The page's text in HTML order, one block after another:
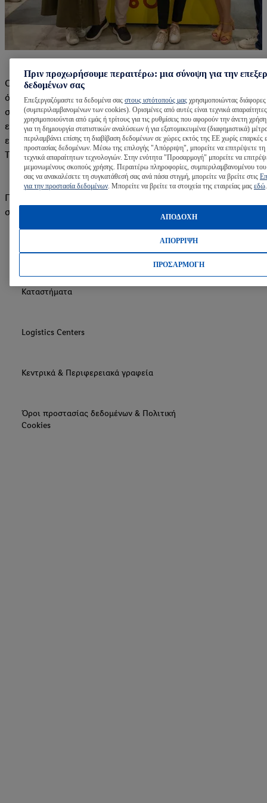
Οι recruiters μας κάνουν Live Q&A για να απαντήσουν σε
όλες σου τις ερωτήσεις!Έχεις απορίες για τη διαδικασία της
συνέντευξης; Θέλεις να μάθεις τα μυστικά για να
εντυπωσιάσεις; Έλα στo 1o Live με θέμα «Πώς να κάνεις μια
επιτυχημένη συνέντευξη». 🔝💼📅 11/03 16:00 – Microsoft
Teams, συμπληρώνοντας την παρακάτω φόρμα.
Πάτα εδώ για να συμπληρώσεις την φόρμα και να
συμμετέχεις στο Microsoft Teams Live!
Γνώρισέ μας
Καταστήματα
Logistics Centers
Κεντρικά & Περιφερειακά γραφεία
Όροι προστασίας δεδομένων & Πολιτική
Cookies
Πριν προχωρήσουμε περαιτέρω: μια σύνοψη για την
δεδομένων σας
Επεξεργαζόμαστε τα δεδομένα σας στους ιστότοπούς μας χρησιμοποιώντας διάφορες
(συμπεριλαμβανομένων των cookies). Ορισμένες από αυτές είναι τεχνικά
χρησιμοποιούνται από εμάς ή τρίτους για τις ρυθμίσεις που αφορούν την άνετη
για τη δημιουργία στατιστικών αναλύσεων ή για εξατομικευμένα (διαφημιστικά)
περιλαμβάνει επίσης τη διαβίβαση δεδομένων σε χώρες εκτός της ΕΕ χωρίς επαρκές
προστασίας δεδομένων. Μέσω της επιλογής "Απόρριψη", μπορείτε να επιτρέψετε
τεχνικά απαραίτητων τεχνολογιών. Στην ενότητα "Προσαρμογή" μπορείτε να
μεμονωμένους σκοπούς χρήσης. Περαιτέρω πληροφορίες, συμπεριλαμβανομένου
σας να ανακαλέσετε τη συγκατάθεσή σας ανά πάσα στιγμή, μπορείτε να βρείτε στις
για την προστασία δεδομένων. Μπορείτε να βρείτε τα στοιχεία της εταιρείας μας εδώ.
ΑΠΟΡΡΙΨΗ
ΑΠΟΔΟΧΗ
ΠΡΟΣΑΡΜΟΓΗ